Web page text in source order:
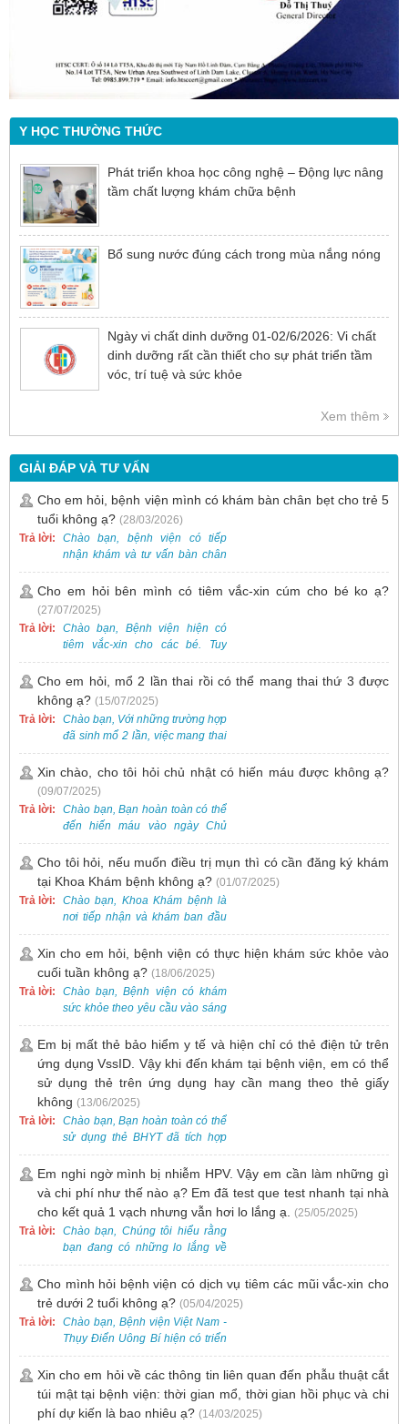
Y HỌC THƯỜNG THỨC
Phát triển khoa học công nghệ – Động lực nâng
tầm chất lượng khám chữa bệnh
Bổ sung nước đúng cách trong mùa nắng nóng
Ngày vi chất dinh dưỡng 01-02/6/2026: Vi chất
dinh dưỡng rất cần thiết cho sự phát triển tầm
vóc, trí tuệ và sức khỏe
Xem thêm
GIẢI ĐÁP VÀ TƯ VẤN
Cho em hỏi, bệnh viện mình có khám bàn chân bẹt cho trẻ 5
tuổi không ạ? (28/03/2026)
Trả lời:
Chào bạn, bệnh viện có tiếp
nhận khám và tư vấn bàn chân
bẹt cho trẻ em, bao gồm cả trẻ 5
tuổi. Bạn có thể đưa bé đến
Khoa Khám bệnh của bệnh viện
để được bác sĩ chuyên khoa
thăm khám. Ngoài ra, để thuận
tiện hơn, bạn có thể đặt lịch
0988 270 115. Nếu cần hỗ trợ
thêm, vui lòng liên hệ qua Zalo
hoặc Fanpage Bệnh viện Việt
Nam - Thụy Điển Uông Bí.
Cho em hỏi bên mình có tiêm vắc-xin cúm cho bé ko ạ?
(27/07/2025)
Trả lời:
Chào bạn, Bệnh viện hiện có
tiêm vắc-xin cho các bé. Tuy
nhiên, các loại vắc-xin thường về
theo từng đợt, không phải lúc
nào cũng có sẵn.
Cho em hỏi, mổ 2 lần thai rồi có thể mang thai thứ 3 được
không ạ? (15/07/2025)
Trả lời:
Chào bạn, Với những trường hợp
đã sinh mổ 2 lần, việc mang thai
lần 3 vẫn có thể thực hiện được.
Tại Bệnh viện, chúng tôi đã tiếp
nhận và hỗ trợ nhiều thai phụ có
nhu cầu tương tự.
Xin chào, cho tôi hỏi chủ nhật có hiến máu được không ạ?
(09/07/2025)
Trả lời:
Chào bạn, Bạn hoàn toàn có thể
đến hiến máu vào ngày Chủ
Nhật.
Cho tôi hỏi, nếu muốn điều trị mụn thì có cần đăng ký khám
tại Khoa Khám bệnh không ạ? (01/07/2025)
Trả lời:
Chào bạn, Khoa Khám bệnh là
nơi tiếp nhận và khám ban đầu
cho tất cả các trường hợp, bao
gồm cả điều trị mụn. Vì vậy, bạn
cần đăng ký khám tại Khoa
Khám bệnh trước.
Xin cho em hỏi, bệnh viện có thực hiện khám sức khỏe vào
cuối tuần không ạ? (18/06/2025)
Trả lời:
Chào bạn, Bệnh viện có khám
sức khỏe theo yêu cầu vào sáng
thứ Bảy. Nếu bạn có nhu cầu, vui
lòng đặt lịch trước để được sắp
xếp thời gian phù hợp.
Em bị mất thẻ bảo hiểm y tế và hiện chỉ có thẻ điện tử trên
ứng dụng VssID. Vậy khi đến khám tại bệnh viện, em có thể
sử dụng thẻ trên ứng dụng hay cần mang theo thẻ giấy
không (13/06/2025)
Trả lời:
Chào bạn, Bạn hoàn toàn có thể
sử dụng thẻ BHYT đã tích hợp
trên ứng dụng VssID khi đến
khám và không cần mang theo
thẻ giấy.
Em nghi ngờ mình bị nhiễm HPV. Vậy em cần làm những gì
và chi phí như thế nào ạ? Em đã test que test nhanh tại nhà
cho kết quả 1 vạch nhưng vẫn hơi lo lắng ạ. (25/05/2025)
Trả lời:
Chào bạn, Chúng tôi hiểu rằng
bạn đang có những lo lắng về
nguy cơ nhiễm HPV. Tại Bệnh
viện Việt Nam - Thụy Điển Uông
Bí, chúng tôi cung cấp các dịch
vụ thăm khám và xét nghiệm
chuyên sâu để phát hiện sớm
HPV và tầm soát ung thư cổ tử
Cho mình hỏi bệnh viện có dịch vụ tiêm các mũi vắc-xin cho
trẻ dưới 2 tuổi không ạ? (05/04/2025)
Trả lời:
Chào bạn, Bệnh viện Việt Nam -
Thụy Điển Uông Bí hiện có triển
khai dịch vụ tiêm vắc-xin cho trẻ
dưới 2 tuổi.
Xin cho em hỏi về các thông tin liên quan đến phẫu thuật cắt
túi mật tại bệnh viện: thời gian mổ, thời gian hồi phục và chi
phí dự kiến là bao nhiêu ạ? (14/03/2025)